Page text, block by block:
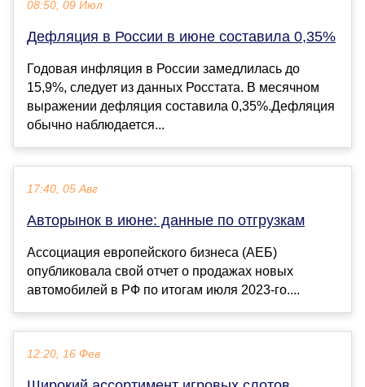
08:50, 09 Июл
Дефляция в России в июне составила 0,35%
Годовая инфляция в России замедлилась до
15,9%, следует из данных Росстата. В месячном
выражении дефляция составила 0,35%.Дефляция
обычно наблюдается...
17:40, 05 Авг
Авторынок в июне: данные по отгрузкам
Ассоциация европейского бизнеса (АЕБ)
опубликовала свой отчет о продажах новых
автомобилей в РФ по итогам июля 2023-го....
12:20, 16 Фев